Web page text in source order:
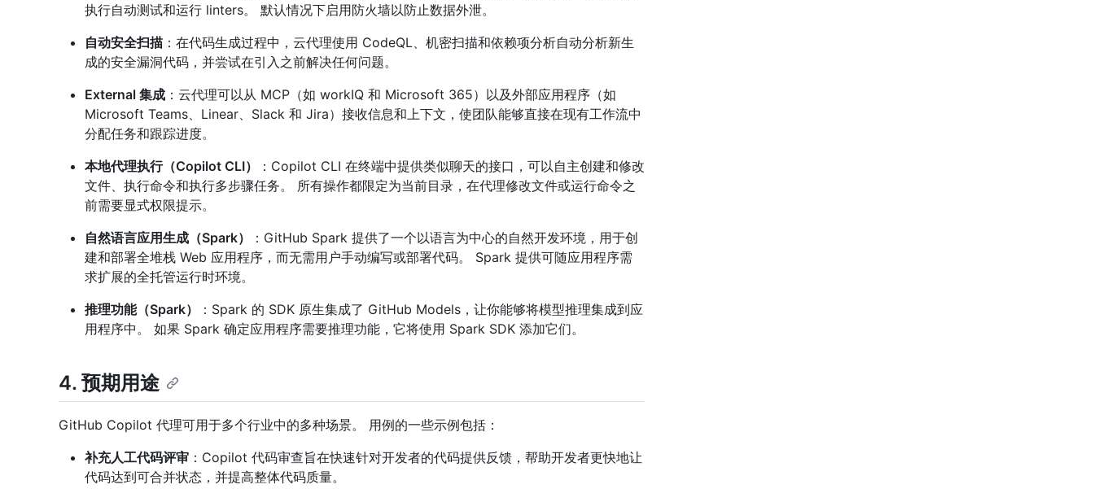
执行自动测试和运行 linters。 默认情况下启用防火墙以防止数据外泄。
自动安全扫描 ：在代码生成过程中，云代理使用 CodeQL、机密扫描和依赖项分析自动分析新生
成的安全漏洞代码，并尝试在引入之前解决任何问题。
External 集成 ：云代理可以从 MCP（如 workIQ 和 Microsoft 365）以及外部应用程序（如
Microsoft Teams、Linear、Slack 和 Jira）接收信息和上下文，使团队能够直接在现有工作流中
分配任务和跟踪进度。
本地代理执行（Copilot CLI）
：Copilot CLI 在终端中提供类似聊天的接口，可以自主创建和修改
文件、执行命令和执行多步骤任务。 所有操作都限定为当前目录，在代理修改文件或运行命令之
前需要显式权限提示。
自然语言应用生成（Spark）
：GitHub Spark 提供了一个以语言为中心的自然开发环境，用于创
建和部署全堆栈 Web 应用程序，而无需用户手动编写或部署代码。 Spark 提供可随应用程序需
求扩展的全托管运行时环境。
推理功能（Spark）
：Spark 的 SDK 原生集成了 GitHub Models，让你能够将模型推理集成到应
用程序中。 如果 Spark 确定应用程序需要推理功能，它将使用 Spark SDK 添加它们。
4. 预期用途
GitHub Copilot 代理可用于多个行业中的多种场景。 用例的一些示例包括：
补充人工代码评审 ：Copilot 代码审查旨在快速针对开发者的代码提供反馈，帮助开发者更快地让
代码达到可合并状态，并提高整体代码质量。